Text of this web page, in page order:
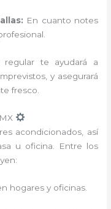
En cuanto notes
regular te ayudará a
y asegurará
fresco.
acondicionados, así
u oficina. Entre los
hogares y oficinas.